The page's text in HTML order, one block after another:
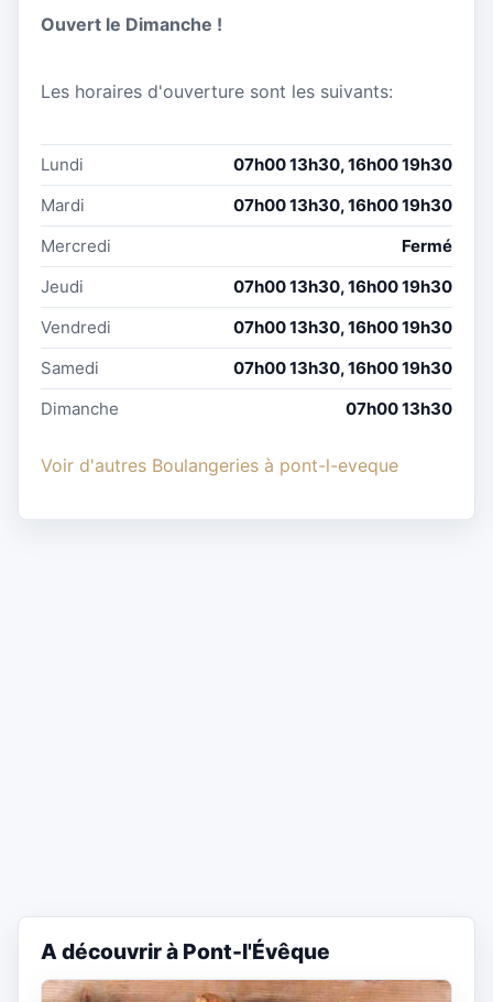
Ouvert le Dimanche !
Les horaires d'ouverture sont les suivants:
Lundi
07h00 13h30, 16h00 19h30
Mardi
07h00 13h30, 16h00 19h30
Mercredi
Fermé
Jeudi
07h00 13h30, 16h00 19h30
Vendredi
07h00 13h30, 16h00 19h30
Samedi
07h00 13h30, 16h00 19h30
Dimanche
07h00 13h30
Voir d'autres Boulangeries à pont-l-eveque
A découvrir à Pont-l'Évêque